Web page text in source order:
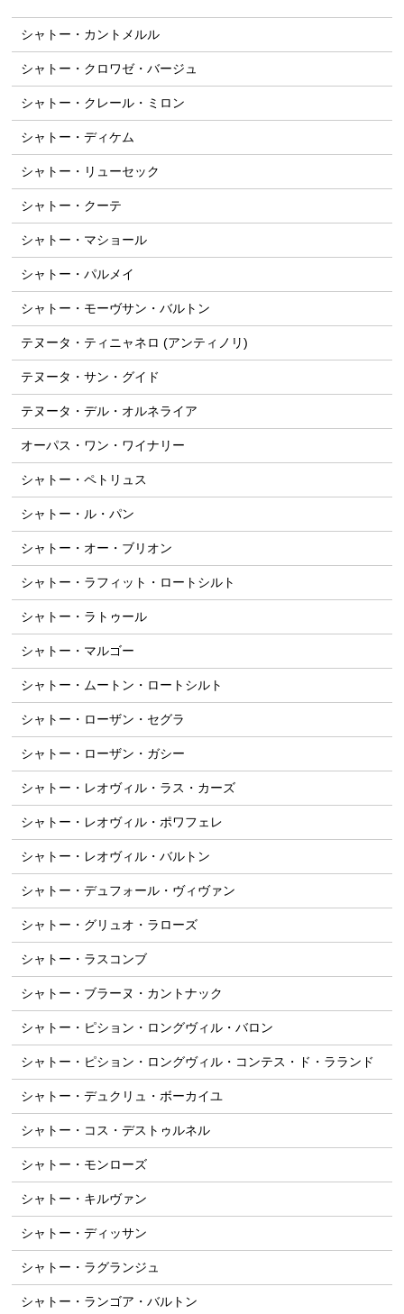
シャトー・カントメルル
シャトー・クロワゼ・バージュ
シャトー・クレール・ミロン
シャトー・ディケム
シャトー・リューセック
シャトー・クーテ
シャトー・マショール
シャトー・パルメイ
シャトー・モーヴサン・バルトン
テヌータ・ティニャネロ (アンティノリ)
テヌータ・サン・グイド
テヌータ・デル・オルネライア
オーパス・ワン・ワイナリー
シャトー・ペトリュス
シャトー・ル・パン
シャトー・オー・ブリオン
シャトー・ラフィット・ロートシルト
シャトー・ラトゥール
シャトー・マルゴー
シャトー・ムートン・ロートシルト
シャトー・ローザン・セグラ
シャトー・ローザン・ガシー
シャトー・レオヴィル・ラス・カーズ
シャトー・レオヴィル・ポワフェレ
シャトー・レオヴィル・バルトン
シャトー・デュフォール・ヴィヴァン
シャトー・グリュオ・ラローズ
シャトー・ラスコンブ
シャトー・ブラーヌ・カントナック
シャトー・ピション・ロングヴィル・バロン
シャトー・ピション・ロングヴィル・コンテス・ド・ラランド
シャトー・デュクリュ・ボーカイユ
シャトー・コス・デストゥルネル
シャトー・モンローズ
シャトー・キルヴァン
シャトー・ディッサン
シャトー・ラグランジュ
シャトー・ランゴア・バルトン